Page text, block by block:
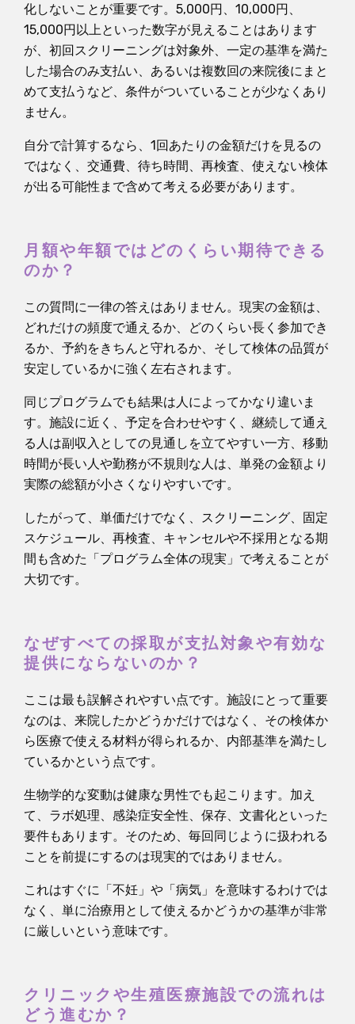
化しないことが重要です。5,000円、10,000円、
15,000円以上といった数字が見えることはあります
が、初回スクリーニングは対象外、一定の基準を満た
した場合のみ支払い、あるいは複数回の来院後にまと
めて支払うなど、条件がついていることが少なくあり
ません。
自分で計算するなら、1回あたりの金額だけを見るの
ではなく、交通費、待ち時間、再検査、使えない検体
が出る可能性まで含めて考える必要があります。
月額や年額ではどのくらい期待できる
のか？
この質問に一律の答えはありません。現実の金額は、
どれだけの頻度で通えるか、どのくらい長く参加でき
るか、予約をきちんと守れるか、そして検体の品質が
安定しているかに強く左右されます。
同じプログラムでも結果は人によってかなり違いま
す。施設に近く、予定を合わせやすく、継続して通え
る人は副収入としての見通しを立てやすい一方、移動
時間が長い人や勤務が不規則な人は、単発の金額より
実際の総額が小さくなりやすいです。
したがって、単価だけでなく、スクリーニング、固定
スケジュール、再検査、キャンセルや不採用となる期
間も含めた「プログラム全体の現実」で考えることが
大切です。
なぜすべての採取が支払対象や有効な
提供にならないのか？
ここは最も誤解されやすい点です。施設にとって重要
なのは、来院したかどうかだけではなく、その検体か
ら医療で使える材料が得られるか、内部基準を満たし
ているかという点です。
生物学的な変動は健康な男性でも起こります。加え
て、ラボ処理、感染症安全性、保存、文書化といった
要件もあります。そのため、毎回同じように扱われる
ことを前提にするのは現実的ではありません。
これはすぐに「不妊」や「病気」を意味するわけでは
なく、単に治療用として使えるかどうかの基準が非常
に厳しいという意味です。
クリニックや生殖医療施設での流れは
どう進むか？